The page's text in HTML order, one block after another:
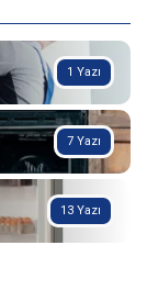
1 Yazı
7 Yazı
13 Yazı